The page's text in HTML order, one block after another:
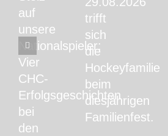
auf
unsere
Nationalspieler:
Vier
CHC-
Erfolgsgeschichten
bei
den
trifft
sich
die
Hockeyfamilie
beim
diesjährigen
Familienfest.